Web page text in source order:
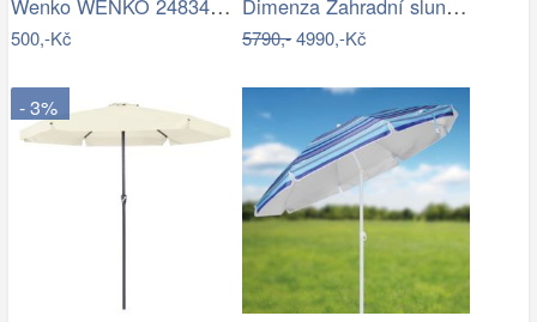
500,-Kč 5790,-4990,-Kč
- 3%